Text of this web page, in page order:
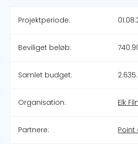
Projektperiode:
Beviliget beløb:
Samlet budget:
Organisation: Elk
Partnere: Point